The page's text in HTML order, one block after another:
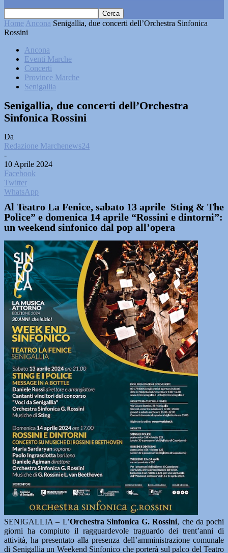
Home Ancona Senigallia, due concerti dell’Orchestra Sinfonica
Rossini
Ancona
Eventi Marche
Concerti
Province Marche
Senigallia
Senigallia, due concerti dell’Orchestra
Sinfonica Rossini
Da
Redazione Marchenews24
-
10 Aprile 2024
Facebook
Twitter
WhatsApp
Al Teatro La Fenice, sabato 13 aprile Sting & The
Police” e domenica 14 aprile “Rossini e dintorni”:
un weekend sinfonico dal pop all’opera
SENIGALLIA – L’Orchestra Sinfonica G. Rossini, che da pochi
giorni ha compiuto il ragguardevole traguardo dei trent’anni di
attività, ha presentato alla presenza dell’amministrazione comunale
di Senigallia un Weekend Sinfonico che porterà sul palco del Teatro